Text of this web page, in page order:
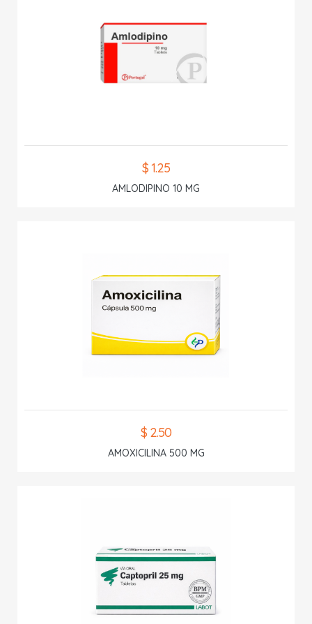
$ 1.25
AMLODIPINO 10 MG
$ 2.50
AMOXICILINA 500 MG